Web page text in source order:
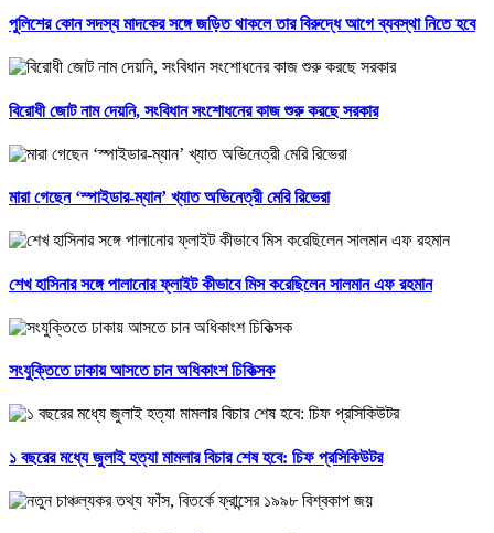
পুলিশের কোন সদস্য মাদকের সঙ্গে জড়িত থাকলে তার বিরুদ্ধে আগে ব্যবস্থা নিতে হবে
বিরোধী জোট নাম দেয়নি, সংবিধান সংশোধনের কাজ শুরু করছে সরকার
মারা গেছেন ‘স্পাইডার-ম্যান’ খ্যাত অভিনেত্রী মেরি রিভেরা
শেখ হাসিনার সঙ্গে পালানোর ফ্লাইট কীভাবে মিস করেছিলেন সালমান এফ রহমান
সংযুক্তিতে ঢাকায় আসতে চান অধিকাংশ চিকিত্সক
১ বছরের মধ্যে জুলাই হত্যা মামলার বিচার শেষ হবে: চিফ প্রসিকিউটর